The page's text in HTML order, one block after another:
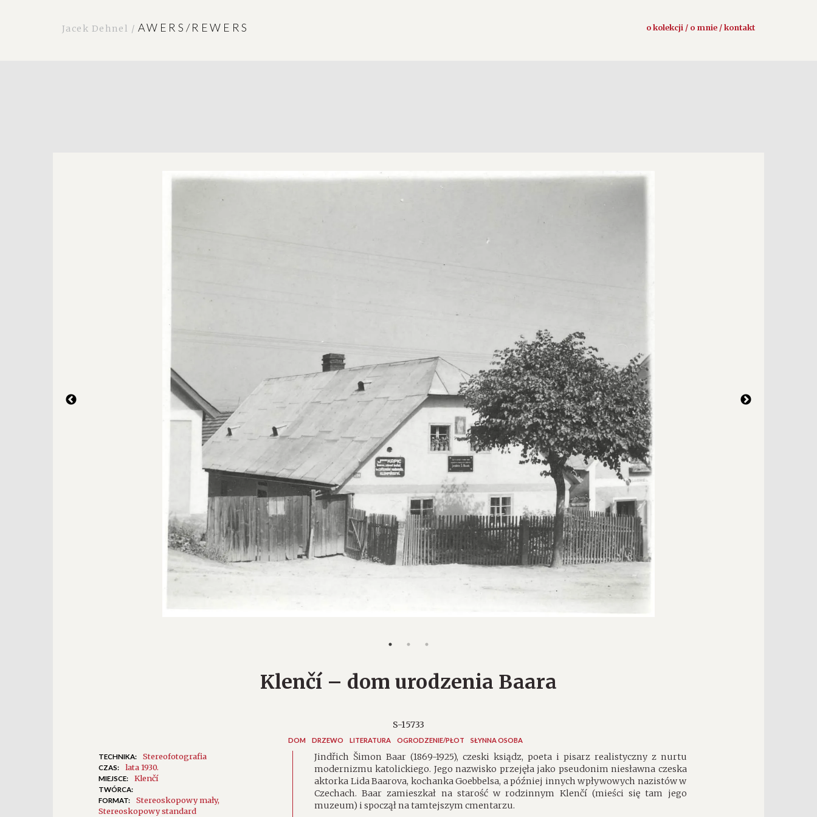
Jacek Dehnel / AWERS/REWERS o kolekcji / o mnie / kontakt
Klenčí – dom urodzenia Baara
S-15733
DOM DRZEWO LITERATURA OGRODZENIE/PŁOT SŁYNNA OSOBA
TECHNIKA: Stereofotografia
CZAS: lata 1930.
MIEJSCE: Klenčí
TWÓRCA:
FORMAT:
Stereoskopowy mały
Stereoskopowy standard
Jindřich Šimon Baar (1869-1925), czeski ksiądz, poeta i pisarz realistyczny z nurtu
modernizmu katolickiego. Jego nazwisko przejęła jako pseudonim niesławna czeska
aktorka Lida Baarova, kochanka Goebbelsa, a później innych wpływowych nazistów w
Czechach. Baar zamieszkał na starość w rodzinnym Klenčí (mieści się tam jego
muzeum) i spoczął na tamtejszym cmentarzu.